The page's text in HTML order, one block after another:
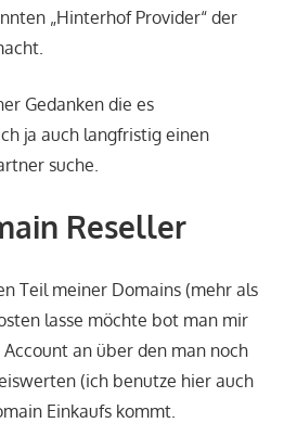
„Hinterhof Provider“ der
Gedanken die es
ja auch langfristig einen
suche.
Reseller
Teil meiner Domains (mehr als
lasse möchte bot man mir
an über den man noch
(ich benutze hier auch
Einkaufs kommt.